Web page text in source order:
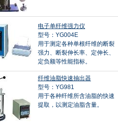
电子单纤维强力仪
型号：YG004E
用于测定各种单根纤维的断裂
强力、断裂伸长率、定伸长、
定负额等性能指标。
纤维油脂快速抽出器
型号：YG981
用于各种纤维所含油脂的快速
提取，以测定油脂含量。